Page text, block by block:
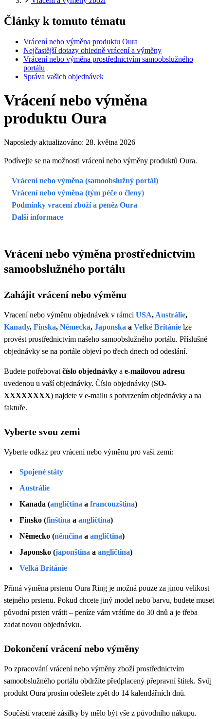
Články k tomuto tématu
Vrácení nebo výměna produktu Oura
Nejčastější dotazy ohledně vrácení a výměny
Vrácení nebo výměna prostřednictvím samoobslužného
portálu
Správa vašich objednávek
Vrácení nebo výměna
produktu Oura
Naposledy aktualizováno: 28. května 2026
Podívejte se na možnosti vrácení nebo výměny produktů Oura.
Vrácení nebo výměna (samoobslužný portál)
Vrácení nebo výměna (tým péče o členy)
Podmínky vracení zboží a peněz Oura
Další informace
Vrácení nebo výměna prostřednictvím
samoobslužného portálu
Zahájit vrácení nebo výměnu
Vracení nebo výměnu objednávek v rámci USA, Austrálie,
Kanady, Finska, Německa, Japonska a Velké Británie lze
provést prostřednictvím našeho samoobslužného portálu. Příslušné
objednávky se na portále objeví po třech dnech od odeslání.
Budete potřebovat číslo objednávky a e-mailovou adresu
uvedenou u vaší objednávky. Číslo objednávky (SO-
XXXXXXXX) najdete v e-mailu s potvrzením objednávky a na
faktuře.
Vyberte svou zemi
Vyberte odkaz pro vrácení nebo výměnu pro vaši zemi:
Spojené státy
Austrálie
Kanada (angličtina a francouzština)
Finsko (finština a angličtina)
Německo (němčina a angličtina)
Japonsko (japonština a angličtina)
Velká Británie
Přímá výměna prstenu Oura Ring je možná pouze za jinou velikost
stejného prstenu. Pokud chcete jiný model nebo barvu, budete muset
původní prsten vrátit – peníze vám vrátíme do 30 dnů a je třeba
zadat novou objednávku.
Dokončení vrácení nebo výměny
Po zpracování vrácení nebo výměny zboží prostřednictvím
samoobslužného portálu obdržíte předplacený přepravní štítek. Svůj
produkt Oura prosím odešlete zpět do 14 kalendářních dnů.
Součástí vracené zásilky by mělo být vše z původního nákupu.